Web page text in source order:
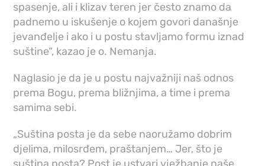
spasenje, ali i klizav teren jer često znamo da
padnemo u iskušenje o kojem govori današnje
jevanđelje i ako i u postu stavljamo formu iznad
suštine“, kazao je o. Nemanja.
Naglasio je da je u postu najvažniji naš odnos
prema Bogu, prema bližnjima, a time i prema
samima sebi.
„Suština posta je da sebe naoružamo dobrim
djelima, milosrđem, praštanjem… Jer, što je